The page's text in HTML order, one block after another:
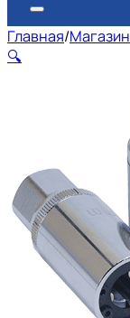
Главная/Магазин
🔍